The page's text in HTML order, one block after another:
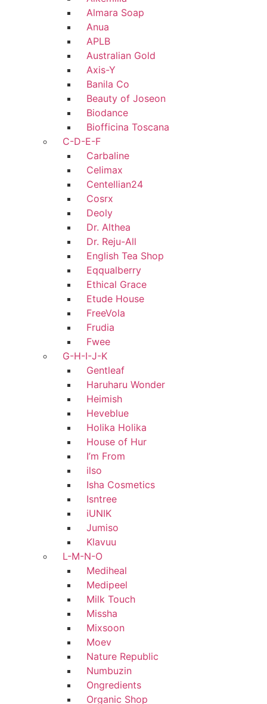
Almara Soap
Anua
APLB
Australian Gold
Axis-Y
Banila Co
Beauty of Joseon
Biodance
Biofficina Toscana
C-D-E-F
Carbaline
Celimax
Centellian24
Cosrx
Deoly
Dr. Althea
Dr. Reju-All
English Tea Shop
Eqqualberry
Ethical Grace
Etude House
FreeVola
Frudia
Fwee
G-H-I-J-K
Gentleaf
Haruharu Wonder
Heimish
Heveblue
Holika Holika
House of Hur
I’m From
ilso
Isha Cosmetics
Isntree
iUNIK
Jumiso
Klavuu
L-M-N-O
Mediheal
Medipeel
Milk Touch
Missha
Mixsoon
Moev
Nature Republic
Numbuzin
Ongredients
Organic Shop